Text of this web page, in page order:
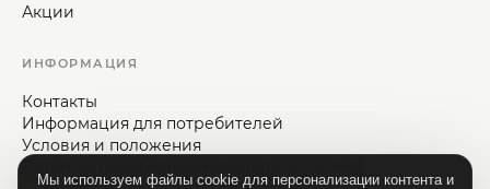
Акции
ИНФОРМАЦИЯ
Контакты
Информация для потребителей
Условия и положения
Мы используем файлы cookie для персонализации контента и